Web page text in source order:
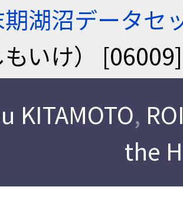
湖沼データセ
もいけ）
KITAMOTO,
the